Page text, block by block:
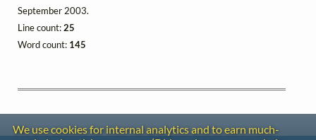
September 2003.
Line count:25
Word count: 145
We use cookies for internal analytics and to earn much-